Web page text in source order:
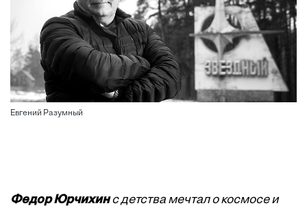
Евгений Разумный
Федор Юрчихинс детства мечтал о космосе и